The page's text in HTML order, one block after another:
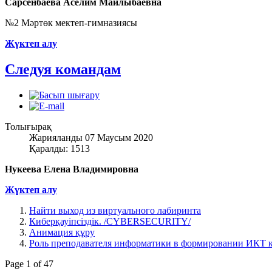
Сарсенбаева Аселим Майлыбаевна
№2 Мәртөк мектеп-гимназиясы
Жүктеп алу
Следуя командам
Толығырақ
Жарияланды 07 Маусым 2020
Қаралды: 1513
Нукеева Елена Владимировна
Жүктеп алу
Найти выход из виртуального лабиринта
Киберқауіпсіздік. /CYBERSECURITY/
Анимация құру
Роль преподавателя информатики в формировании ИКТ
Page 1 of 47